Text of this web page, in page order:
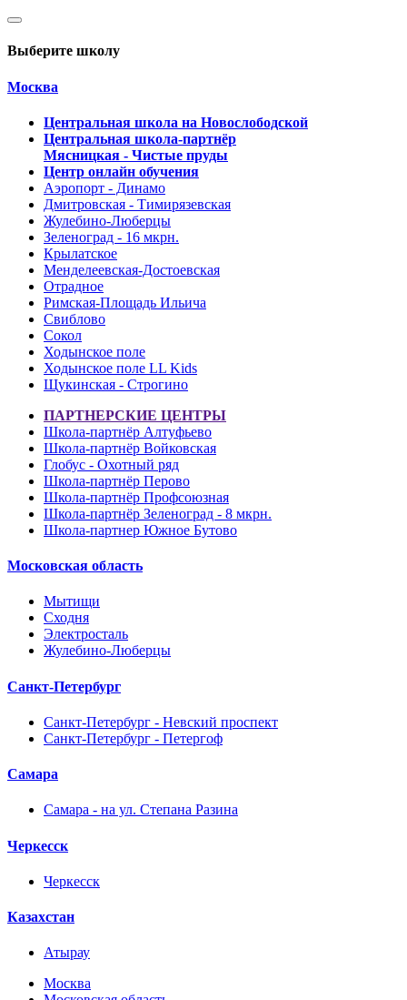
Выберите школу
Москва
Центральная школа на Новослободской
Центральная школа-партнёр
Мясницкая - Чистые пруды
Центр онлайн обучения
Аэропорт - Динамо
Дмитровская - Тимирязевская
Жулебино-Люберцы
Зеленоград - 16 мкрн.
Крылатское
Менделеевская-Достоевская
Отрадное
Римская-Площадь Ильича
Свиблово
Сокол
Ходынское поле
Ходынское поле LL Kids
Щукинская - Строгино
ПАРТНЕРСКИЕ ЦЕНТРЫ
Школа-партнёр Алтуфьево
Школа-партнёр Войковская
Глобус - Охотный ряд
Школа-партнёр Перово
Школа-партнёр Профсоюзная
Школа-партнёр Зеленоград - 8 мкрн.
Школа-партнер Южное Бутово
Московская область
Мытищи
Сходня
Электросталь
Жулебино-Люберцы
Санкт-Петербург
Санкт-Петербург - Невский проспект
Санкт-Петербург - Петергоф
Самара
Самара - на ул. Степана Разина
Черкесск
Черкесск
Казахстан
Атырау
Москва